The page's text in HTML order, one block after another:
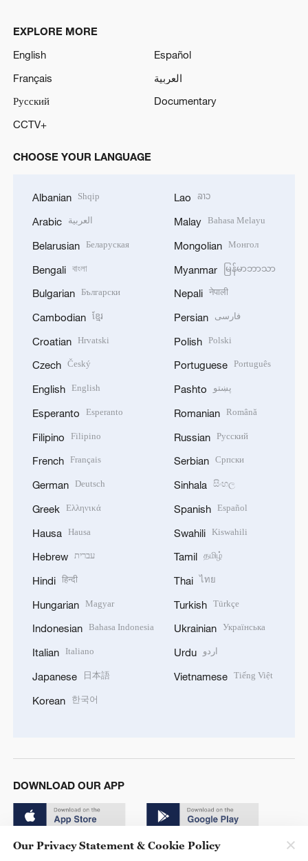
EXPLORE MORE
English
Español
Français
العربية
Русский
Documentary
CCTV+
CHOOSE YOUR LANGUAGE
Albanian Shqip
Arabic العربية
Belarusian Беларуская
Bengali বাংলা
Bulgarian Български
Cambodian ខ្មែរ
Croatian Hrvatski
Czech Český
English English
Esperanto Esperanto
Filipino Filipino
French Français
German Deutsch
Greek Ελληνικά
Hausa Hausa
Hebrew עברית
Hindi हिन्दी
Hungarian Magyar
Indonesian Bahasa Indonesia
Italian Italiano
Japanese 日本語
Korean 한국어
Lao ລາວ
Malay Bahasa Melayu
Mongolian Монгол
Myanmar မြန်မာဘာသာ
Nepali नेपाली
Persian فارسی
Polish Polski
Portuguese Português
Pashto پښتو
Romanian Română
Russian Русский
Serbian Српски
Sinhala සිංහල
Spanish Español
Swahili Kiswahili
Tamil தமிழ்
Thai ไทย
Turkish Türkçe
Ukrainian Українська
Urdu اردو
Vietnamese Tiếng Việt
DOWNLOAD OUR APP
Our Privacy Statement & Cookie Policy